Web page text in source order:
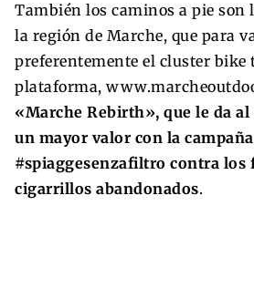
También los caminos a pie son
la región de Marche, que para
preferentemente el cluster bike
plataforma,
«Marche Rebirth», que le da
un mayor valor con la
#spiaggesenzafiltro contra los
cigarrillos abandonados.